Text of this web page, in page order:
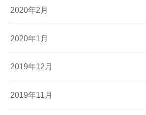
2020年2月
2020年1月
2019年12月
2019年11月